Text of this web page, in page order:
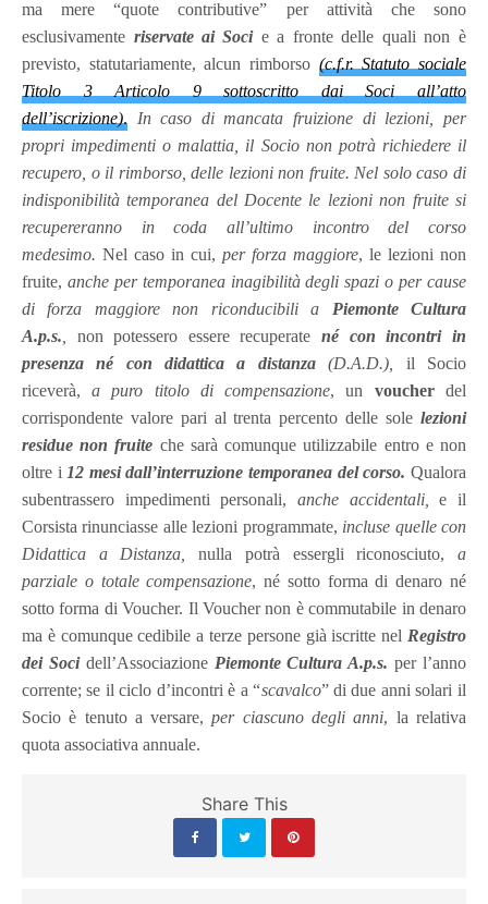
ma mere “quote contributive” per attività che sono
esclusivamente riservate ai Socie a fronte delle quali non è
previsto, statutariamente, alcun rimborso (c.f.r. Statuto sociale
Titolo 3 Articolo 9 sottoscritto dai Soci all’atto
dell’iscrizione).
In caso di mancata fruizione di lezioni, per
propri impedimenti o malattia, il Socio non potrà richiedere il
recupero, o il rimborso, delle lezioni non fruite. Nel solo caso di
indisponibilità temporanea del Docente le lezioni non fruite si
recupereranno in coda all’ultimo incontro del corso
medesimo. Nel caso in cui, per forza maggiore, le lezioni non
fruite, anche per temporanea inagibilità degli spazi o per cause
di forza maggiore non riconducibili a Piemonte Cultura
A.p.s.
non potessero essere recuperatené con incontri in
presenza né con didattica a distanza(D.A.D.),
il Socio
riceverà, a puro titolo di compensazione, un voucherdel
corrispondente valore pari al trenta percento delle sole lezioni
residue non fruite che sarà comunque utilizzabile entro e non
oltre i 12 mesi dall’interruzione temporanea del corso. Qualora
subentrassero impedimenti personali, anche accidentali,
e il
Corsista rinunciasse alle lezioni programmate, incluse quelle con
Didattica a Distanza,nulla potrà essergli riconosciuto, a
parziale o totale compensazione, né sotto forma di denaro né
sotto forma di Voucher. Il Voucher non è commutabile in denaro
ma è comunque cedibile a terze persone già iscritte nel Registro
dei Soci dell’Associazione Piemonte Cultura A.p.s. per l’anno
corrente; se il ciclo d’incontri è a “scavalco” di due anni solari il
Socio è tenuto a versare,per ciascuno degli anni, la relativa
quota associativa annuale.
Share This